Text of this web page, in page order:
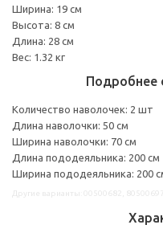
Ширина: 19 см
Высота: 8 см
Длина: 28 см
Вес: 1.32 кг
Подробнее
Количество наволочек: 2 шт
Длина наволочки: 50 см
Ширина наволочки: 70 см
Длина пододеяльника: 200 см
Ширина пододеяльника: 200